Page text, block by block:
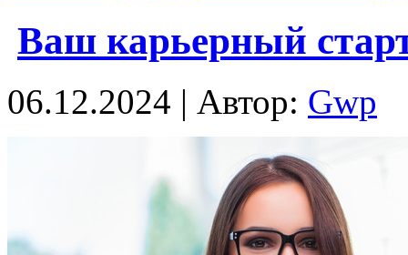
Ваш карьерный
06.12.2024 | Автор: Gwp